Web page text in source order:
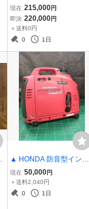
作確認済み】SUZUKI ス
ズキ セニアカー ET4DB 2
023年12月発売/2024年購
入車 ■
現在 215,000円
即決 220,000円
＋送料0円
0
1日
▲ HONDA 防音型インバ
ーター発電機 EU9i entry
箱なし 使用感ごく僅か▲
現在 50,000円
＋送料2,040円
0
1日